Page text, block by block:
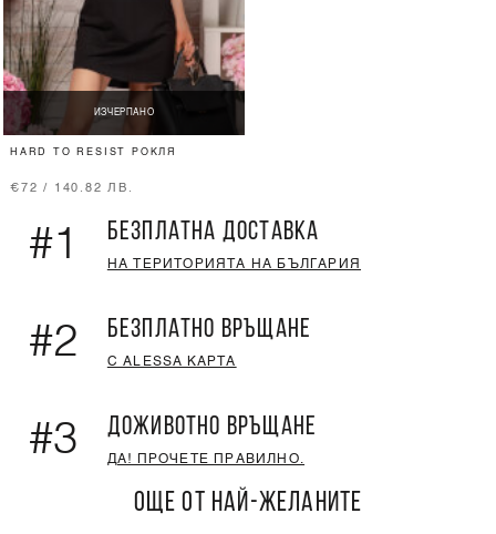
ИЗЧЕРПАНО
HARD TO RESIST РОКЛЯ
€72 / 140.82 ЛВ.
#1 БЕЗПЛАТНА ДОСТАВКА
НА ТЕРИТОРИЯТА НА БЪЛГАРИЯ
#2 БЕЗПЛАТНО ВРЪЩАНЕ
С ALESSA КАРТА
#3 ДОЖИВОТНО ВРЪЩАНЕ
ДА! ПРОЧЕТЕ ПРАВИЛНО.
ОЩЕ ОТ НАЙ-ЖЕЛАНИТЕ